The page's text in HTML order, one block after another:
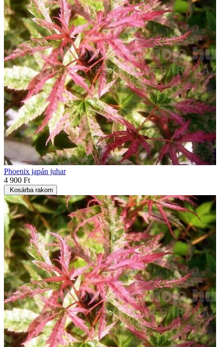
Phoenix japán juhar
4 900 Ft
Kosárba rakom